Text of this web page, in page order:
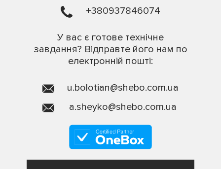
+380937846074
У вас є готове технічне
завдання? Відправте його нам по
електронній пошті:
u.bolotian@shebo.com.ua
a.sheyko@shebo.com.ua